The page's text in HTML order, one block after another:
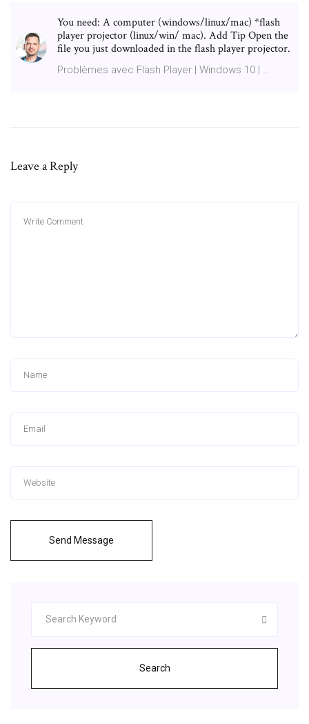
You need: A computer (windows/linux/mac) *flash
player projector (linux/win/ mac). Add Tip Open the
file you just downloaded in the flash player projector.
Problèmes avec Flash Player | Windows 10 | …
Leave a Reply
Send Message
Search